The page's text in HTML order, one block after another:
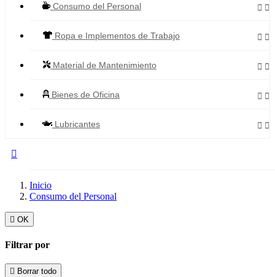
Consumo del Personal  
Ropa e Implementos de Trabajo  
Material de Mantenimiento  
Bienes de Oficina  
Lubricantes  

Inicio
Consumo del Personal
 OK
Filtrar por
 Borrar todo